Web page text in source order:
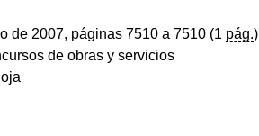
de 2007, páginas 7510 a 7510 (1 pág.)
de obras y servicios